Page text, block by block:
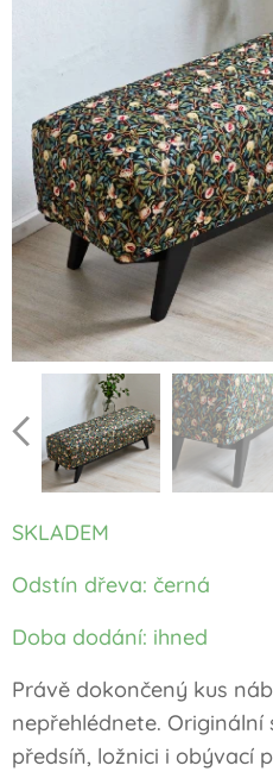
SKLADEM
Odstín dřeva: černá
Doba dodání: ihned
Právě dokončený kus
nepřehlédnete.
předsíň, ložnici i obývací